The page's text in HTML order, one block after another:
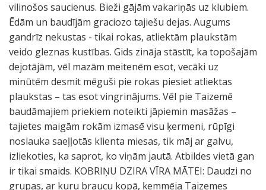
vilinošos saucienus. Bieži gājām vakariņās uz klubiem.
Ēdām un baudījām graciozo tajiešu dejas. Augums
gandrīz nekustas - tikai rokas, atliektām plaukstām
veido gleznas kustības. Gids zināja stāstīt, ka topošajām
dejotājām, vēl mazām meitenēm esot, vecāki uz
minūtēm desmit mēguši pie rokas piesiet atliektas
plaukstas – tas esot vingrinājums. Vēl pie Taizemē
baudāmajiem priekiem noteikti jāpiemin masāžas –
tajietes maigām rokām izmasē visu ķermeni, rūpīgi
noslauka saeļļotās klienta miesas, tik māj ar galvu,
izliekoties, ka saprot, ko viņām jautā. Atbildes vietā gan
ir tikai smaids. KOBRIŅU DZIRA VĪRA MĀTEI: Daudzi no
grupas, ar kuru braucu kopā, ķemmēja Taizemes